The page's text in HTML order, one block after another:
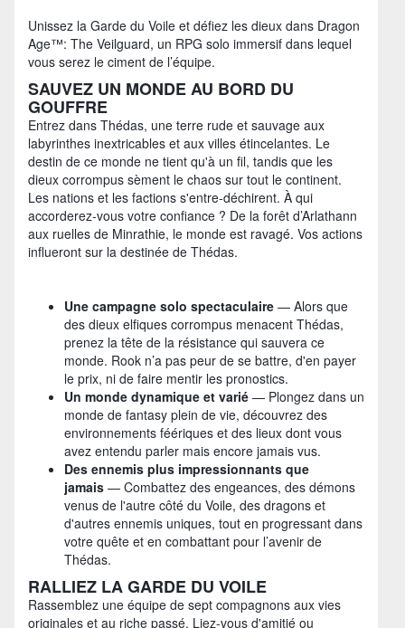
Unissez la Garde du Voile et défiez les dieux dans Dragon
Age™: The Veilguard, un RPG solo immersif dans lequel
vous serez le ciment de l’équipe.
SAUVEZ UN MONDE AU BORD DU
GOUFFRE
Entrez dans Thédas, une terre rude et sauvage aux
labyrinthes inextricables et aux villes étincelantes. Le
destin de ce monde ne tient qu'à un fil, tandis que les
dieux corrompus sèment le chaos sur tout le continent.
Les nations et les factions s'entre-déchirent. À qui
accorderez-vous votre confiance ? De la forêt d’Arlathann
aux ruelles de Minrathie, le monde est ravagé. Vos actions
influeront sur la destinée de Thédas.
Une campagne solo spectaculaire — Alors que
des dieux elfiques corrompus menacent Thédas,
prenez la tête de la résistance qui sauvera ce
monde. Rook n’a pas peur de se battre, d'en payer
le prix, ni de faire mentir les pronostics.
Un monde dynamique et varié — Plongez dans un
monde de fantasy plein de vie, découvrez des
environnements féériques et des lieux dont vous
avez entendu parler mais encore jamais vus.
Des ennemis plus impressionnants que
jamais — Combattez des engeances, des démons
venus de l'autre côté du Voile, des dragons et
d'autres ennemis uniques, tout en progressant dans
votre quête et en combattant pour l’avenir de
Thédas.
RALLIEZ LA GARDE DU VOILE
Rassemblez une équipe de sept compagnons aux vies
originales et au riche passé. Liez-vous d'amitié ou